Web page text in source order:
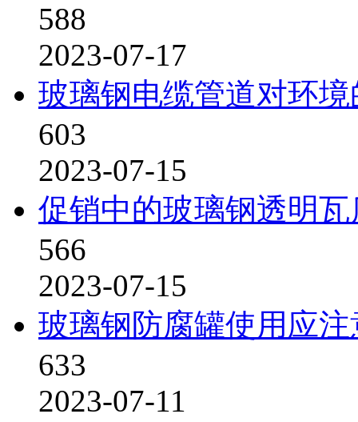
588
2023-07-17
玻璃钢电缆管道对环
603
2023-07-15
促销中的玻璃钢透明
566
2023-07-15
玻璃钢防腐罐使用应
633
2023-07-11